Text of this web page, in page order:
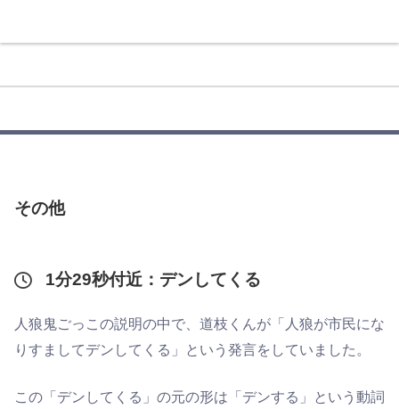
その他
1分29秒付近：デンしてくる
人狼鬼ごっこの説明の中で、道枝くんが「人狼が市民にな
りすましてデンしてくる」という発言をしていました。
この「デンしてくる」の元の形は「デンする」という動詞